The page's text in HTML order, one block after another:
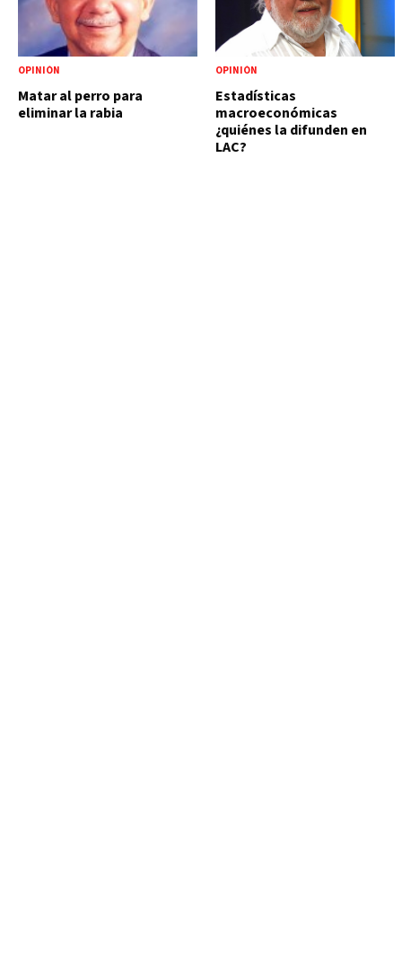
OPINIÓN
Matar al perro para
eliminar la rabia
OPINIÓN
Estadísticas
macroeconómicas
¿quiénes la difunden en
LAC?